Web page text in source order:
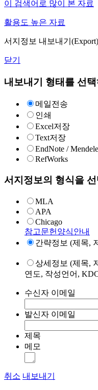
이 검색어로 많이 본 자료
활용도 높은 자료
서지정보 내보내기(Export)
닫기
내보내기 형태를 선
메일전송
인쇄
Excel저장
Text저장
EndNote /
RefWorks
서지정보의 형식을
MLA
APA
Chicago
참고문헌양식안내
간략정보 (제목,
상세정보 (제목,
연도, 작성언어,
수신자 이메일
발신자 이메일
제목
메모
취소 내보내기